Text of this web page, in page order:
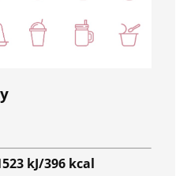
kJ/396 kcal